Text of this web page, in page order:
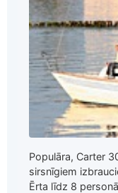
Populāra, Carter
sirsnīgiem
Ērta līdz 8